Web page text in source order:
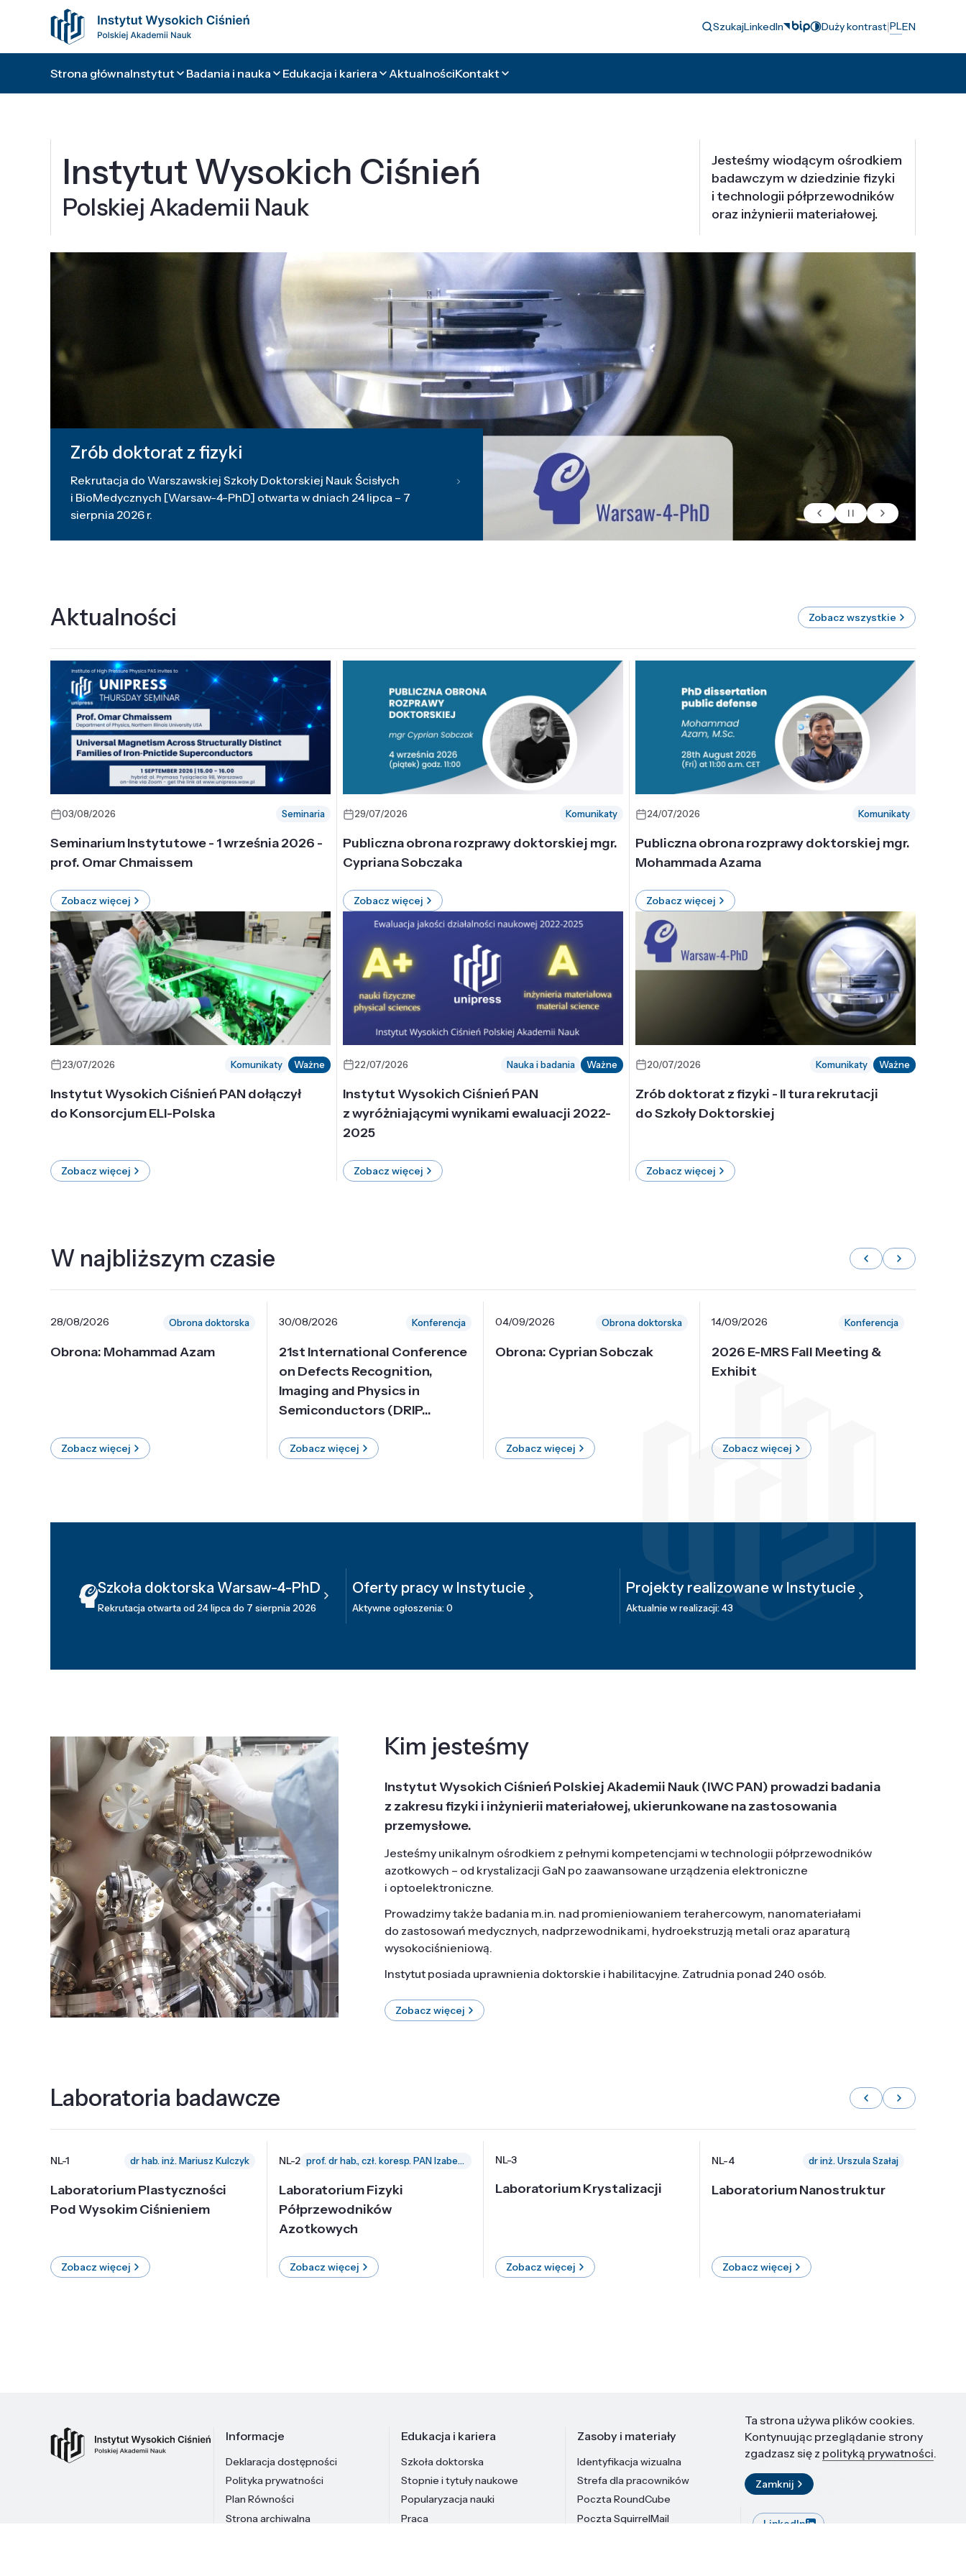
SzukajLinkedIn Duży kontrast|PLEN
Strona głównaInstytut Badania i nauka Edukacja i kariera AktualnościKontakt
Instytut Wysokich Ciśnień
Polskiej Akademii Nauk
Jesteśmy wiodącym ośrodkiem
badawczym w dziedzinie fizyki
i technologii półprzewodników
oraz inżynierii materiałowej.
Zrób doktorat z fizyki
Rekrutacja do Warszawskiej Szkoły Doktorskiej Nauk Ścisłych
i BioMedycznych [Warsaw-4-PhD] otwarta w dniach 24 lipca – 7
sierpnia 2026 r.
Aktualności Zobacz wszystkie
03/08/2026 Seminaria
Seminarium Instytutowe - 1 września 2026 -
prof. Omar Chmaissem
Zobacz więcej
29/07/2026 Komunikaty
Publiczna obrona rozprawy doktorskiej mgr.
Cypriana Sobczaka
Zobacz więcej
24/07/2026 Komunikaty
Publiczna obrona rozprawy doktorskiej mgr.
Mohammada Azama
Zobacz więcej
23/07/2026 Komunikaty Ważne
Instytut Wysokich Ciśnień PAN dołączył
do Konsorcjum ELI-Polska
Zobacz więcej
22/07/2026 Nauka i badania Ważne
Instytut Wysokich Ciśnień PAN
z wyróżniającymi wynikami ewaluacji 2022-
2025
Zobacz więcej
20/07/2026 Komunikaty Ważne
Zrób doktorat z fizyki - II tura rekrutacji
do Szkoły Doktorskiej
Zobacz więcej
W najbliższym czasie
28/08/2026 Obrona doktorska
Obrona: Mohammad Azam
Zobacz więcej
30/08/2026 Konferencja
21st International Conference
on Defects Recognition,
Imaging and Physics in
Semiconductors (DRIP...
Zobacz więcej
04/09/2026 Obrona doktorska
Obrona: Cyprian Sobczak
Zobacz więcej
14/09/2026 Konferencja
2026 E-MRS Fall Meeting &
Exhibit
Zobacz więcej
Szkoła doktorska Warsaw-4-PhD
Rekrutacja otwarta od 24 lipca do 7 sierpnia 2026
Oferty pracy w Instytucie
Aktywne ogłoszenia: 0
Projekty realizowane w Instytucie
Aktualnie w realizacji: 43
Kim jesteśmy
Instytut Wysokich Ciśnień Polskiej Akademii Nauk (IWC PAN) prowadzi badania
z zakresu fizyki i inżynierii materiałowej, ukierunkowane na zastosowania
przemysłowe.
Jesteśmy unikalnym ośrodkiem z pełnymi kompetencjami w technologii półprzewodników
azotkowych – od krystalizacji GaN po zaawansowane urządzenia elektroniczne
i optoelektroniczne.
Prowadzimy także badania m.in. nad promieniowaniem terahercowym, nanomateriałami
do zastosowań medycznych, nadprzewodnikami, hydroekstruzją metali oraz aparaturą
wysokociśnieniową.
Instytut posiada uprawnienia doktorskie i habilitacyjne. Zatrudnia ponad 240 osób.
Zobacz więcej
Laboratoria badawcze
NL-1 dr hab. inż. Mariusz Kulczyk
Laboratorium Plastyczności
Pod Wysokim Ciśnieniem
Zobacz więcej
NL-2 prof. dr hab., czł. koresp. PAN Izabella Grzegory
Laboratorium Fizyki
Półprzewodników
Azotkowych
Zobacz więcej
NL-3
Laboratorium Krystalizacji
Zobacz więcej
NL-4 dr inż. Urszula Szałaj
Laboratorium Nanostruktur
Zobacz więcej
Informacje
Deklaracja dostępności
Polityka prywatności
Plan Równości
Strona archiwalna
Edukacja i kariera
Szkoła doktorska
Stopnie i tytuły naukowe
Popularyzacja nauki
Praca
Zasoby i materiały
Identyfikacja wizualna
Strefa dla pracowników
Poczta RoundCube
Poczta SquirrelMail
Kontakt
Instytut Wysokich Ciśnień PAN
ul. Sokołowska 29/37
01-142 Warszawa
LinkedIn
Ta strona używa plików cookies.
Kontynuując przeglądanie strony
zgadzasz się z polityką prywatności.
Zamknij